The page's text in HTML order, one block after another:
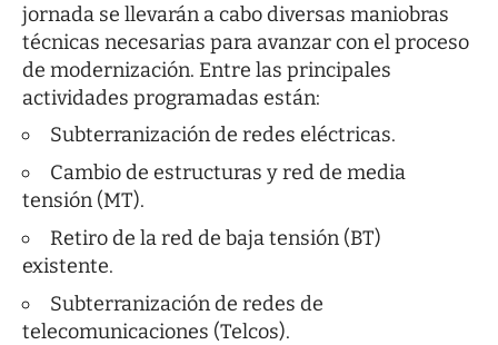
jornada se llevarán a cabo diversas maniobras
técnicas necesarias para avanzar con el proceso
de modernización. Entre las principales
actividades programadas están:
Subterranización de redes eléctricas.
Cambio de estructuras y red de media
tensión (MT).
Retiro de la red de baja tensión (BT)
existente.
Subterranización de redes de
telecomunicaciones (Telcos).